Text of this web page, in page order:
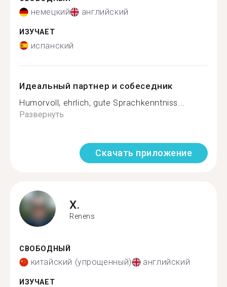
немецкий английский
ИЗУЧАЕТ
испанский
Идеальный партнер и собеседник
Humorvoll, ehrlich, gute Sprachkenntniss...
Развернуть
Скачать приложение
X.
Renens
СВОБОДНЫЙ
китайский (упрощенный) английский
ИЗУЧАЕТ